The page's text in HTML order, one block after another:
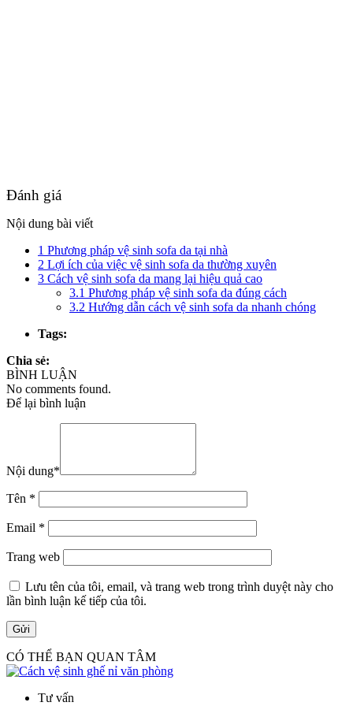
Đánh giá
Nội dung bài viết
1 Phương pháp vệ sinh sofa da tại nhà
2 Lợi ích của việc vệ sinh sofa da thường xuyên
3 Cách vệ sinh sofa da mang lại hiệu quả cao
3.1 Phương pháp vệ sinh sofa da đúng cách
3.2 Hướng dẫn cách vệ sinh sofa da nhanh chóng
Tags:
Chia sẻ:
BÌNH LUẬN
No comments found.
Để lại bình luận
Nội dung*
Tên *
Email *
Trang web
Lưu tên của tôi, email, và trang web trong trình duyệt này cho
lần bình luận kế tiếp của tôi.
CÓ THỂ BẠN QUAN TÂM
Tư vấn